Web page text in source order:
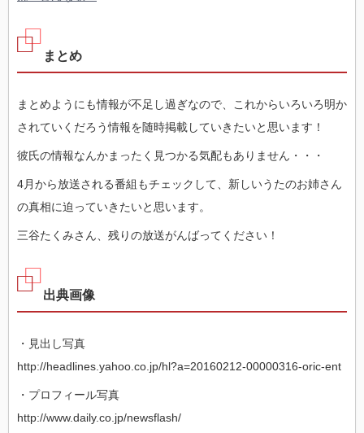
まとめ
まとめようにも情報が不足し過ぎなので、これからいろいろ明か
されていくだろう情報を随時掲載していきたいと思います！
彼氏の情報なんかまったく見つかる気配もありません・・・
4月から放送される番組もチェックして、新しいうたのお姉さん
の真相に迫っていきたいと思います。
三谷たくみさん、残りの放送がんばってください！
出典画像
・見出し写真
http://headlines.yahoo.co.jp/hl?a=20160212-00000316-oric-ent
・プロフィール写真
http://www.daily.co.jp/newsflash/